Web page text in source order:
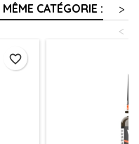
CATÉGORIE :
>
<
favorite_border